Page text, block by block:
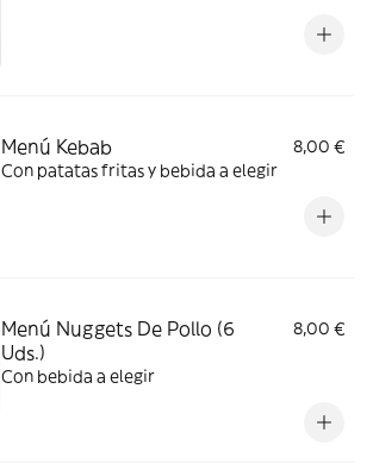
Menú Kebab
8,00 €
Con patatas fritas y bebida a elegir
Menú Nuggets De Pollo (6
Uds.)
8,00 €
Con bebida a elegir